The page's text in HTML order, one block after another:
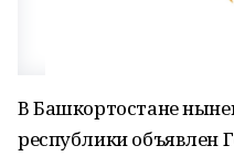
В Башкортостане
республики объявлен